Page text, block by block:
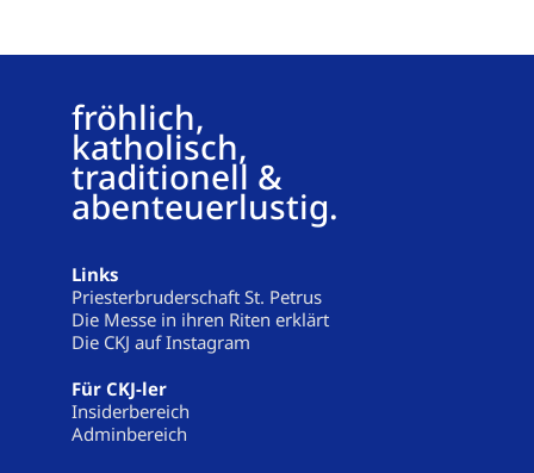
fröhlich,
katholisch,
traditionell &
abenteuerlustig.
Links
Priesterbruderschaft St. Petrus
Die Messe in ihren Riten erklärt
Die CKJ auf Instagram
Für CKJ-ler
Insiderbereich
Adminbereich